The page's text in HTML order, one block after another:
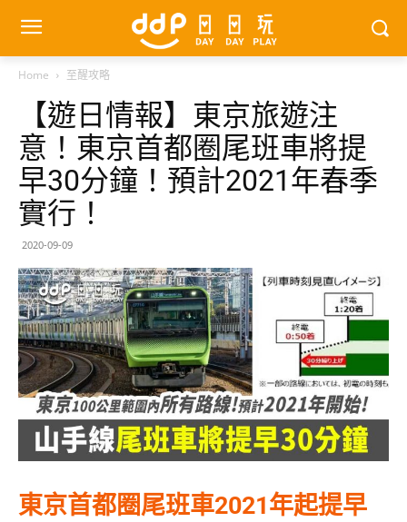
Home 至醒攻略
【遊日情報】東京旅遊注
意！東京首都圈尾班車將提
早30分鐘！預計2021年春季
實行！
2020-09-09
東京首都圈尾班車2021年起提早